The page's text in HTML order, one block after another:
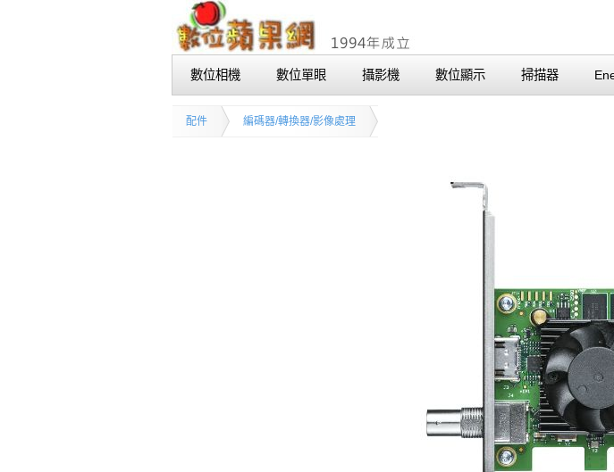
數位相機 數位單眼 攝影機 數位顯示 掃描器
配件 編碼器/轉換器/影像處理